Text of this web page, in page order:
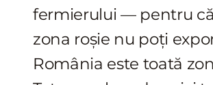
fermierului — pentru
zona roșie nu poți
România este toată